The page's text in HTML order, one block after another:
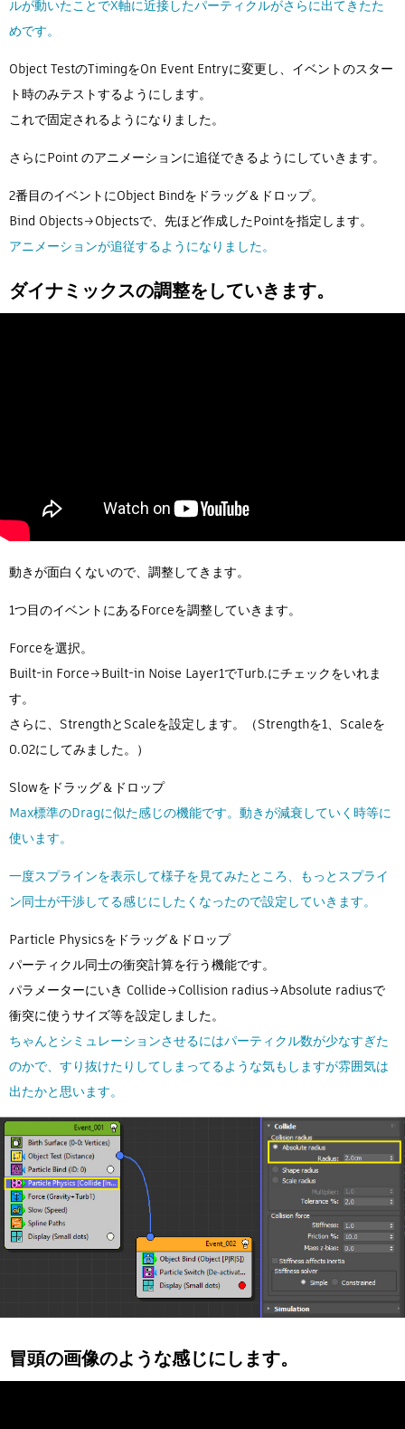
ルが動いたことでX軸に近接したパーティクルがさらに出てきたた
めです。
Object TestのTimingをOn Event Entryに変更し、イベントのスター
ト時のみテストするようにします。
これで固定されるようになりました。
さらにPoint のアニメーションに追従できるようにしていきます。
2番目のイベントにObject Bindをドラッグ＆ドロップ。
Bind Objects→Objectsで、先ほど作成したPointを指定します。
アニメーションが追従するようになりました。
ダイナミックスの調整をしていきます。
動きが面白くないので、調整してきます。
1つ目のイベントにあるForceを調整していきます。
Forceを選択。
Built-in Force→Built-in Noise Layer1でTurb.にチェックをいれま
す。
さらに、StrengthとScaleを設定します。（Strengthを1、Scaleを
0.02にしてみました。）
Slowをドラッグ＆ドロップ
Max標準のDragに似た感じの機能です。動きが減衰していく時等に
使います。
一度スプラインを表示して様子を見てみたところ、もっとスプライ
ン同士が干渉してる感じにしたくなったので設定していきます。
Particle Physicsをドラッグ＆ドロップ
パーティクル同士の衝突計算を行う機能です。
パラメーターにいき Collide→Collision radius→Absolute radiusで
衝突に使うサイズ等を設定しました。
ちゃんとシミュレーションさせるにはパーティクル数が少なすぎた
のかで、すり抜けたりしてしまってるような気もしますが雰囲気は
出たかと思います。
冒頭の画像のような感じにします。